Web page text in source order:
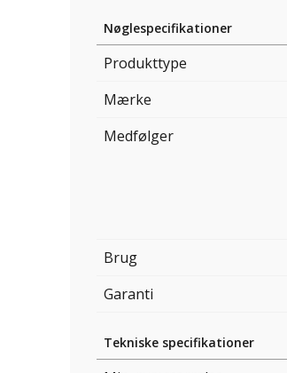
Nøglespecifikationer
Produkttype
Mærke
Medfølger
Brug
Garanti
Tekniske specifikationer